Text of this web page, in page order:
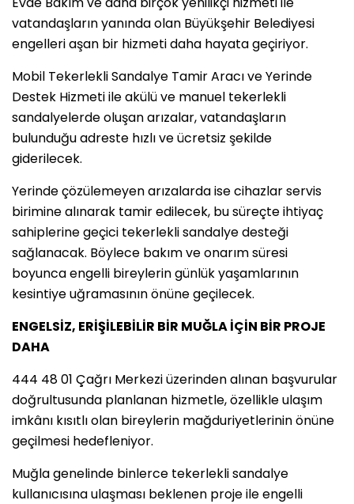
vatandaşların yanında olan Büyükşehir Belediyesi
engelleri aşan bir hizmeti daha hayata geçiriyor.
Mobil Tekerlekli Sandalye Tamir Aracı ve Yerinde
Destek Hizmeti ile akülü ve manuel tekerlekli
sandalyelerde oluşan arızalar, vatandaşların
bulunduğu adreste hızlı ve ücretsiz şekilde
giderilecek.
Yerinde çözülemeyen arızalarda ise cihazlar servis
birimine alınarak tamir edilecek, bu süreçte ihtiyaç
sahiplerine geçici tekerlekli sandalye desteği
sağlanacak. Böylece bakım ve onarım süresi
boyunca engelli bireylerin günlük yaşamlarının
kesintiye uğramasının önüne geçilecek.
ENGELSİZ, ERİŞİLEBİLİR BİR MUĞLA İÇİN BİR PROJE
DAHA
444 48 01 Çağrı Merkezi üzerinden alınan başvurular
doğrultusunda planlanan hizmetle, özellikle ulaşım
imkânı kısıtlı olan bireylerin mağduriyetlerinin önüne
geçilmesi hedefleniyor.
Muğla genelinde binlerce tekerlekli sandalye
kullanıcısına ulaşması beklenen proje ile engelli